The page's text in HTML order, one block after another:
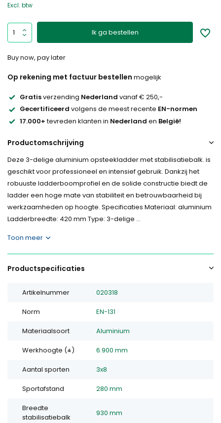
Excl. btw
Ik ga bestellen
Buy now, pay later
Op rekening met factuur bestellen mogelijk
Gratisverzending Nederland vanaf € 250,-
Gecertificeerd volgens de meest recente EN-normen
17.000+tevreden klanten in Nederland en België!
Productomschrijving
Deze 3-delige aluminium opsteekladder met stabilisatiebalk. is
geschikt voor professioneel en intensief gebruik. Dankzij het
robuuste ladderboomprofiel en de solide constructie biedt de
ladder een hoge mate van stabiliteit en betrouwbaarheid bij
werkzaamheden op hoogte. Specificaties Materiaal: aluminium
Ladderbreedte: 420 mm Type: 3-delige ...
Toon meer
Productspecificaties
Artikelnummer 020318
Norm EN-131
Materiaalsoort Aluminium
Werkhoogte (±) 6.900 mm
Aantal sporten 3x8
Sportafstand 280 mm
Breedte
stabilisatiebalk
930 mm